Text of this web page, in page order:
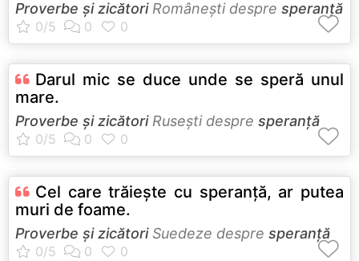
Proverbe și zicătoriRomâneşti despre speranță
Darul mic se duce unde se speră unul
mare.
Proverbe și zicătoriRuseşti despre speranță
Cel care trăieşte cu speranţă, ar putea
muri de foame.
Proverbe și zicătoriSuedeze despre speranță